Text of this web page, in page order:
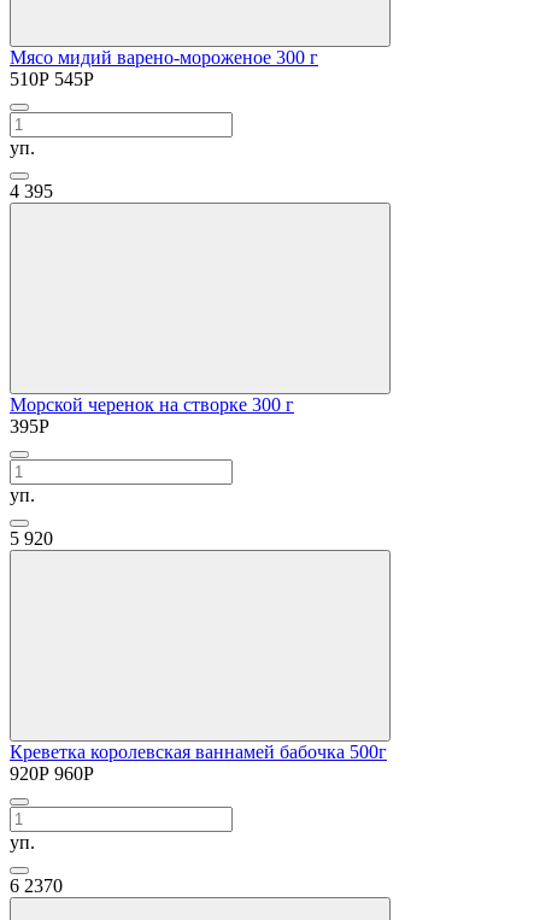
Мясо мидий варено-мороженое 300 г
510Р 545Р
уп.
4 395
Морской черенок на створке 300 г
395Р
уп.
5 920
Креветка королевская ваннамей бабочка 500г
920Р 960Р
уп.
6 2370